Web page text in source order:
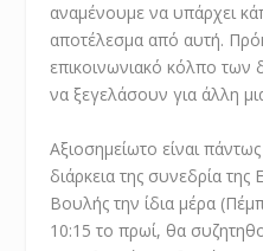
αναμένουμε να υπάρχει
αποτέλεσμα από αυτή.
επικοινωνιακό κόλπο
να ξεγελάσουν για άλλη
Αξιοσημείωτο είναι
διάρκεια της συνεδρία
Βουλής την ίδια μέρα
10:15 το πρωί, θα